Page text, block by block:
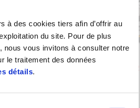
à des cookies tiers afin d’offrir au
du site. Pour de plus
nous vous invitons à consulter notre
le traitement des données
détails.